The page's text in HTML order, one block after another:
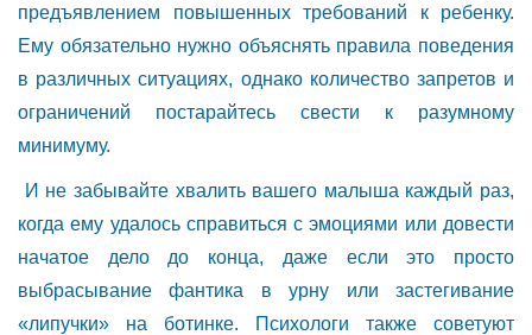
предъявлением повышенных требований к ребенку.
Ему обязательно нужно объяснять правила поведения
в различных ситуациях, однако количество запретов и
ограничений постарайтесь свести к разумному
минимуму.
И не забывайте хвалить вашего малыша каждый раз,
когда ему удалось справиться с эмоциями или довести
начатое дело до конца, даже если это просто
выбрасывание фантика в урну или застегивание
«липучки» на ботинке. Психологи также советуют